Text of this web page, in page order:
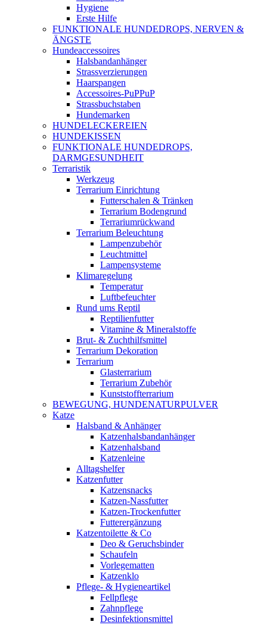
Hygiene
Erste Hilfe
FUNKTIONALE HUNDEDROPS, NERVEN &
ÄNGSTE
Hundeaccessoires
Halsbandanhänger
Strassverzierungen
Haarspangen
Accessoires-PuPPuP
Strassbuchstaben
Hundemarken
HUNDELECKEREIEN
HUNDEKISSEN
FUNKTIONALE HUNDEDROPS,
DARMGESUNDHEIT
Terraristik
Werkzeug
Terrarium Einrichtung
Futterschalen & Tränken
Terrarium Bodengrund
Terrariumrückwand
Terrarium Beleuchtung
Lampenzubehör
Leuchtmittel
Lampensysteme
Klimaregelung
Temperatur
Luftbefeuchter
Rund ums Reptil
Reptilienfutter
Vitamine & Mineralstoffe
Brut- & Zuchthilfsmittel
Terrarium Dekoration
Terrarium
Glasterrarium
Terrarium Zubehör
Kunststoffterrarium
BEWEGUNG, HUNDENATURPULVER
Katze
Halsband & Anhänger
Katzenhalsbandanhänger
Katzenhalsband
Katzenleine
Alltagshelfer
Katzenfutter
Katzensnacks
Katzen-Nassfutter
Katzen-Trockenfutter
Futterergänzung
Katzentoilette & Co
Deo & Geruchsbinder
Schaufeln
Vorlegematten
Katzenklo
Pflege- & Hygieneartikel
Fellpflege
Zahnpflege
Desinfektionsmittel